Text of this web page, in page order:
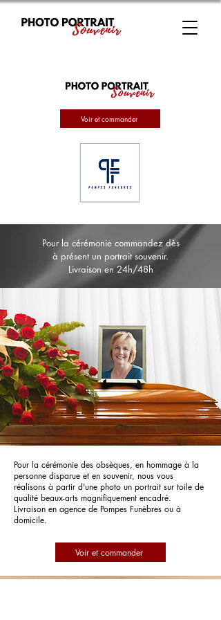
Voir et commander
Pour la cérémonie commandez dès
à présent un portrait souvenir.
Livraison en 24h/48h
Pour la cérémonie des obsèques, en hommage à la
personne disparue et en souvenir, nous vous
réalisons à partir d'une photo un portrait sur toile de
qualité beaux-arts magnifiquement encadré.
Livraison en agence de Pompes Funèbres ou à
domicile.
Voir et commander